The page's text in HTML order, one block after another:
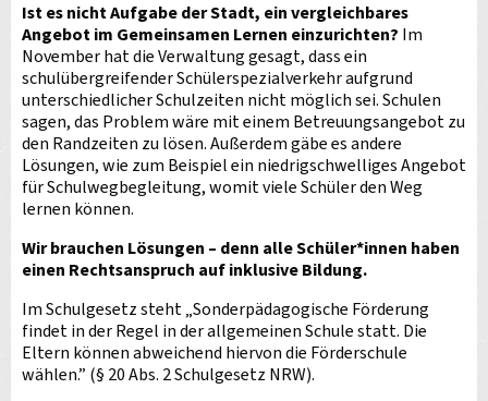
Ist es nicht Aufgabe der Stadt, ein vergleichbares
Angebot im Gemeinsamen Lernen einzurichten? Im
November hat die Verwaltung gesagt, dass ein
schulübergreifender Schülerspezialverkehr aufgrund
unterschiedlicher Schulzeiten nicht möglich sei. Schulen
sagen, das Problem wäre mit einem Betreuungsangebot zu
den Randzeiten zu lösen. Außerdem gäbe es andere
Lösungen, wie zum Beispiel ein niedrigschwelliges Angebot
für Schulwegbegleitung, womit viele Schüler den Weg
lernen können.
Wir brauchen Lösungen – denn alle Schüler*innen haben
einen Rechtsanspruch auf inklusive Bildung.
Im Schulgesetz steht „Sonderpädagogische Förderung
findet in der Regel in der allgemeinen Schule statt. Die
Eltern können abweichend hiervon die Förderschule
wählen.” (§ 20 Abs. 2 Schulgesetz NRW).